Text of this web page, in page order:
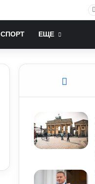
СПОРТ ЕЩЕ